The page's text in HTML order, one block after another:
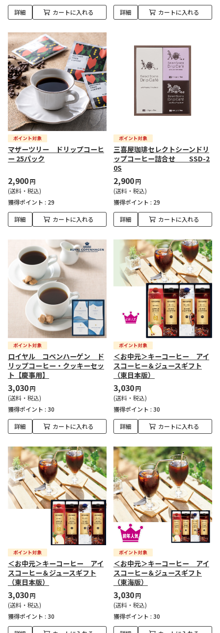
詳細 カートに入れる 詳細 カートに入れる
マザーツリー ドリップコーヒ
ー 25パック
2,900円
(送料・税込)
獲得ポイント : 29
詳細 カートに入れる
三喜屋珈琲セレクトシーンドリ
ップコーヒー詰合せ SSD-2
0S
2,900円
(送料・税込)
獲得ポイント : 29
詳細 カートに入れる
ロイヤル コペンハーゲン ド
リップコーヒー・クッキーセッ
ト【慶事用】
3,030円
(送料・税込)
獲得ポイント : 30
詳細 カートに入れる
＜お中元＞キーコーヒー アイ
スコーヒー＆ジュースギフト
（東日本版）
3,030円
(送料・税込)
獲得ポイント : 30
詳細 カートに入れる
＜お中元＞キーコーヒー アイ
スコーヒー＆ジュースギフト
（東日本版）
3,030円
(送料・税込)
獲得ポイント : 30
＜お中元＞キーコーヒー アイ
スコーヒー＆ジュースギフト
（東海版）
3,030円
(送料・税込)
獲得ポイント : 30